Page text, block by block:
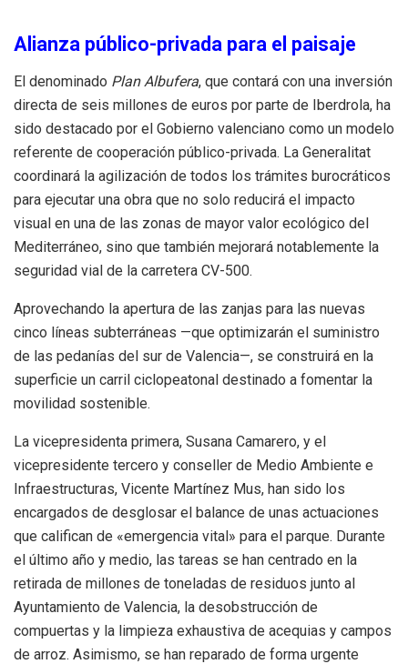
Alianza público-privada para el paisaje
El denominado Plan Albufera, que contará con una inversión
directa de seis millones de euros por parte de Iberdrola, ha
sido destacado por el Gobierno valenciano como un modelo
referente de cooperación público-privada. La Generalitat
coordinará la agilización de todos los trámites burocráticos
para ejecutar una obra que no solo reducirá el impacto
visual en una de las zonas de mayor valor ecológico del
Mediterráneo, sino que también mejorará notablemente la
seguridad vial de la carretera CV-500.
Aprovechando la apertura de las zanjas para las nuevas
cinco líneas subterráneas —que optimizarán el suministro
de las pedanías del sur de Valencia—, se construirá en la
superficie un carril ciclopeatonal destinado a fomentar la
movilidad sostenible.
La vicepresidenta primera, Susana Camarero, y el
vicepresidente tercero y conseller de Medio Ambiente e
Infraestructuras, Vicente Martínez Mus, han sido los
encargados de desglosar el balance de unas actuaciones
que califican de «emergencia vital» para el parque. Durante
el último año y medio, las tareas se han centrado en la
retirada de millones de toneladas de residuos junto al
Ayuntamiento de Valencia, la desobstrucción de
compuertas y la limpieza exhaustiva de acequias y campos
de arroz. Asimismo, se han reparado de forma urgente